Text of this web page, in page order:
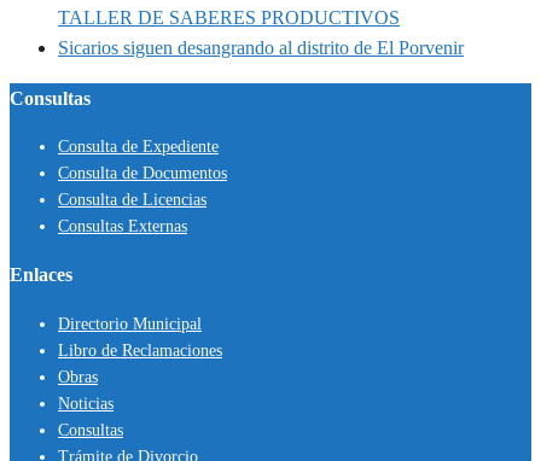
TALLER DE SABERES PRODUCTIVOS
Sicarios siguen desangrando al distrito de El Porvenir
Consultas
Consulta de Expediente
Consulta de Documentos
Consulta de Licencias
Consultas Externas
Enlaces
Directorio Municipal
Libro de Reclamaciones
Obras
Noticias
Consultas
Trámite de Divorcio